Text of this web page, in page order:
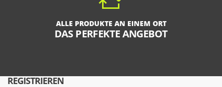
ALLE PRODUKTE AN EINEM ORT
DAS PERFEKTE ANGEBOT
REGISTRIEREN